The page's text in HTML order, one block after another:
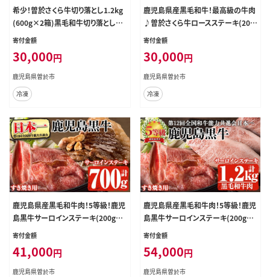
希少！曽於さくら牛切り落とし1.2kg
(600g×2箱)黒毛和牛切り落とし冷
凍【福永産業】B61-v01
寄付金額
30,000円
鹿児島県曽於市
冷凍
鹿児島県産黒毛和牛！最高級の牛肉
♪曽於さくら牛ロースステーキ(200
g×3枚)黒毛和牛ロースステーキ【福
寄付金額
30,000円
鹿児島県曽於市
冷凍
鹿児島県産黒毛和牛肉！5等級！鹿児
島黒牛サーロインステーキ(200g×
2枚)・すき焼き(300g)セット計700g！
すき焼き【そお鹿児島農業協同組合】
C25-v01
寄付金額
41,000円
鹿児島県曽於市
鹿児島県産黒毛和牛肉！5等級！鹿児
島黒牛サーロインステーキ(200g×
3枚)・すき焼き(600g)セット計1.2k
キすき焼き【そお鹿児島農業協同組
合】D23-v01
寄付金額
54,000円
鹿児島県曽於市